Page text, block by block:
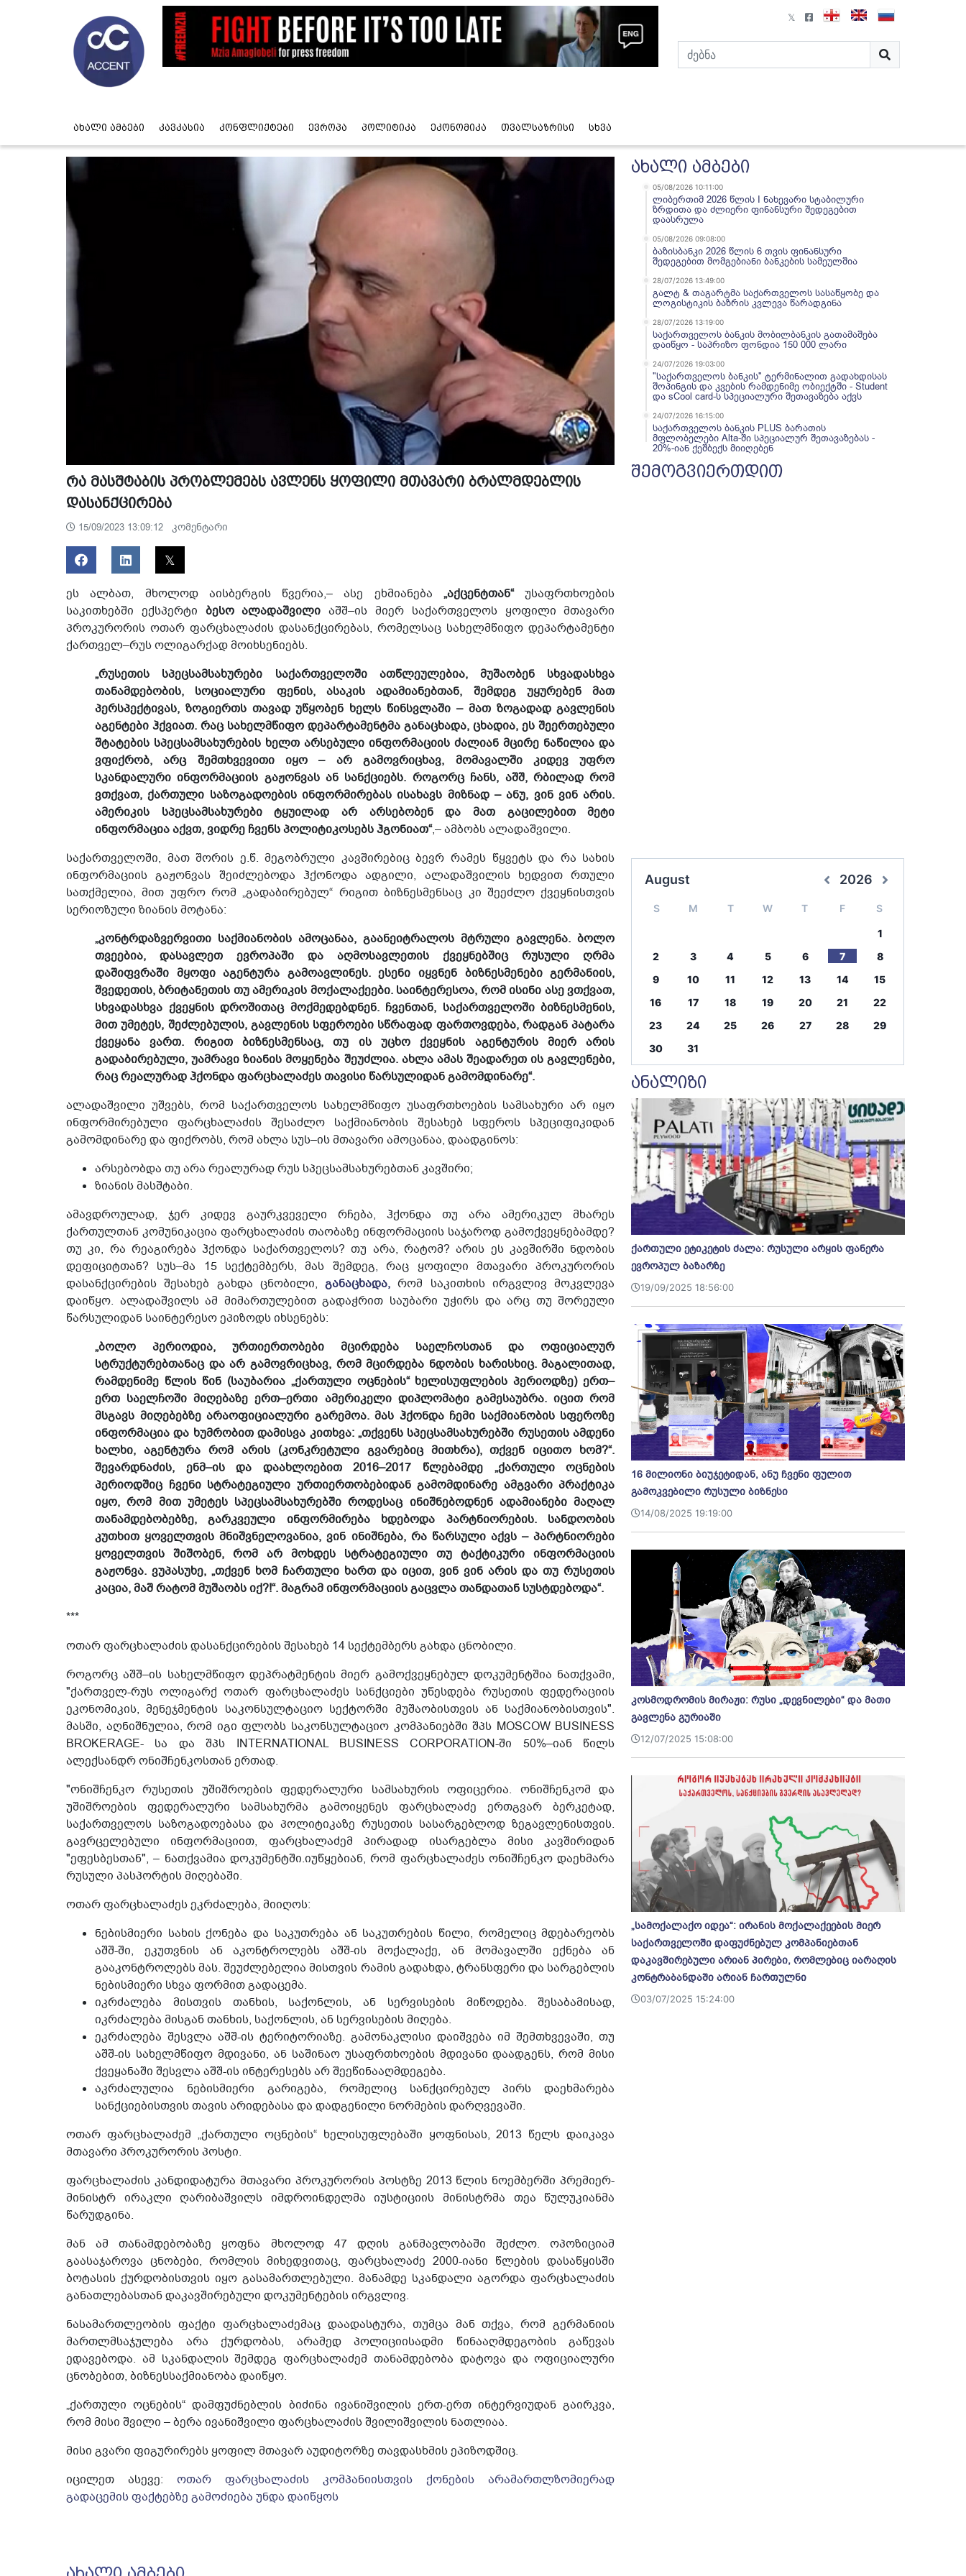
ახალი ამბები კავკასია კონფლიქტები ევროპა პოლიტიკა ეკონომიკა თვალსაზრისი სხვა
რა მასშტაბის პრობლემებს ავლენს ყოფილი მთავარი ბრალმდებლის
დასანქცირება
15/09/2023 13:09:12 კომენტარი
ეს ალბათ, მხოლოდ აისბერგის წვერია,– ასე ეხმიანება„აქცენტთან“უსაფრთხოების
საკითხებში ექსპერტი ბესო ალადაშვილი აშშ–ის მიერ საქართველოს ყოფილი მთავარი
პროკურორის ოთარ ფარცხალაძის დასანქცირებას, რომელსაც სახელმწიფო დეპარტამენტი
ქართველ–რუს ოლიგარქად მოიხსენიებს.
„რუსეთის სპეცსამსახურები საქართველოში ათწლეულებია, მუშაობენ სხვადასხვა
თანამდებობის, სოციალური ფენის, ასაკის ადამიანებთან, შემდეგ უყურებენ მათ
პერსპექტივას, ზოგიერთს თავად უწყობენ ხელს წინსვლაში – მათ ზოგადად გავლენის
აგენტები ჰქვიათ. რაც სახელმწიფო დეპარტამენტმა განაცხადა, ცხადია, ეს შეერთებული
შტატების სპეცსამსახურების ხელთ არსებული ინფორმაციის ძალიან მცირე ნაწილია და
ვფიქრობ, არც შემთხვევითი იყო – არ გამოვრიცხავ, მომავალში კიდევ უფრო
სკანდალური ინფორმაციის გაჟონვას ან სანქციებს. როგორც ჩანს, აშშ, რბილად რომ
ვთქვათ, ქართული საზოგადოების ინფორმირებას ისახავს მიზნად – ანუ, ვინ ვინ არის.
ამერიკის სპეცსამსახურები ტყუილად არ არსებობენ და მათ გაცილებით მეტი
ინფორმაცია აქვთ, ვიდრე ჩვენს პოლიტიკოსებს ჰგონიათ“,– ამბობს ალადაშვილი.
საქართველოში, მათ შორის ე.წ. მეგობრული კავშირებიც ბევრ რამეს წყვეტს და რა სახის
ინფორმაციის გაჟონვას შეიძლებოდა ჰქონოდა ადგილი, ალადაშვილის ხედვით რთული
სათქმელია, მით უფრო რომ „გადაბირებულ“ რიგით ბიზნესმენსაც კი შეეძლო ქვეყნისთვის
სერიოზული ზიანის მოტანა:
„კონტრდაზვერვითი საქმიანობის ამოცანაა, გაანეიტრალოს მტრული გავლენა. ბოლო
თვეებია, დასავლეთ ევროპაში და აღმოსავლეთის ქვეყნებშიც რუსული ღრმა
დაშიფვრაში მყოფი აგენტურა გამოავლინეს. ესენი იყვნენ ბიზნესმენები გერმანიის,
შვედეთის, ბრიტანეთის თუ ამერიკის მოქალაქეები. საინტერესოა, რომ ისინი ასე ვთქვათ,
სხვადასხვა ქვეყნის დროშითაც მოქმედებდნენ. ჩვენთან, საქართველოში ბიზნესმენის,
მით უმეტეს, შეძლებულის, გავლენის სფეროები სწრაფად ფართოვდება, რადგან პატარა
ქვეყანა ვართ. რიგით ბიზნესმენსაც, თუ ის უცხო ქვეყნის აგენტურის მიერ არის
გადაბირებული, უამრავი ზიანის მოყენება შეუძლია. ახლა ამას შეადარეთ ის გავლენები,
რაც რეალურად ჰქონდა ფარცხალაძეს თავისი წარსულიდან გამომდინარე“.
ალადაშვილი უშვებს, რომ საქართველოს სახელმწიფო უსაფრთხოების სამსახური არ იყო
ინფორმირებული ფარცხალაძის შესაძლო საქმიანობის შესახებ სფეროს სპეციფიკიდან
გამომდინარე და ფიქრობს, რომ ახლა სუს–ის მთავარი ამოცანაა, დაადგინოს:
არსებობდა თუ არა რეალურად რუს სპეცსამსახურებთან კავშირი;
ზიანის მასშტაბი.
ამავდროულად, ჯერ კიდევ გაურკვეველი რჩება, ჰქონდა თუ არა ამერიკულ მხარეს
ქართულთან კომუნიკაცია ფარცხალაძის თაობაზე ინფორმაციის საჯაროდ გამოქვეყნებამდე?
თუ კი, რა რეაგირება ჰქონდა საქართველოს? თუ არა, რატომ? არის ეს კავშირში ნდობის
დეფიციტთან? სუს–მა 15 სექტემბერს, მას შემდეგ, რაც ყოფილი მთავარი პროკურორის
დასანქცირების შესახებ გახდა ცნობილი,განაცხადა, რომ საკითხის ირგვლივ მოკვლევა
დაიწყო. ალადაშვილს ამ მიმართულებით გადაჭრით საუბარი უჭირს და არც თუ შორეული
წარსულიდან საინტერესო ეპიზოდს იხსენებს:
„ბოლო პერიოდია, ურთიერთობები მცირდება საელჩოსთან და ოფიციალურ
სტრუქტურებთანაც და არ გამოვრიცხავ, რომ მცირდება ნდობის ხარისხიც. მაგალითად,
რამდენიმე წლის წინ (საუბარია „ქართული ოცნების“ ხელისუფლების პერიოდზე) ერთ–
ერთ საელჩოში მიღებაზე ერთ–ერთი ამერიკელი დიპლომატი გამესაუბრა. იცით რომ
მსგავს მიღებებზე არაოფიციალური გარემოა. მას ჰქონდა ჩემი საქმიანობის სფეროზე
ინფორმაცია და ხუმრობით დამისვა კითხვა: „თქვენს სპეცსამსახურებში რუსეთის ამდენი
ხალხი, აგენტურა რომ არის (კონკრეტული გვარებიც მითხრა), თქვენ იცითო ხომ?“.
შევარდნაძის, ენმ–ის და დაახლოებით 2016–2017 წლებამდე „ქართული ოცნების
პერიოდშიც ჩვენი სტრატეგიული ურთიერთობებიდან გამომდინარე ამგვარი პრაქტიკა
იყო, რომ მით უმეტეს სპეცსამსახურებში როდესაც ინიშნებოდნენ ადამიანები მაღალ
თანამდებობებზე, გარკვეული ინფორმირება ხდებოდა პარტნიორების. სანდოობის
კუთხით ყოველთვის მნიშვნელოვანია, ვინ ინიშნება, რა წარსული აქვს – პარტნიორები
ყოველთვის შიშობენ, რომ არ მოხდეს სტრატეგიული თუ ტაქტიკური ინფორმაციის
გაჟონვა. ვუპასუხე, „თქვენ ხომ ჩართული ხართ და იცით, ვინ ვინ არის და თუ რუსეთის
კაცია, მაშ რატომ მუშაობს იქ?!“. მაგრამ ინფორმაციის გაცვლა თანდათან სუსტდებოდა“.
***
ოთარ ფარცხალაძის დასანქცირების შესახებ 14 სექტემბერს გახდა ცნობილი.
როგორც აშშ–ის სახელმწიფო დეპრატმენტის მიერ გამოქვეყნებულ დოკუმენტშია ნათქვამი,
"ქართველ-რუს ოლიგარქ ოთარ ფარცხალაძეს სანქციები უწესდება რუსეთის ფედერაციის
ეკონომიკის, მენეჯმენტის საკონსულტაციო სექტორში მუშაობისთვის ან საქმიანობისთვის".
მასში, აღნიშნულია, რომ იგი ფლობს საკონსულტაციო კომპანიებში შპს MOSCOW BUSINESS
BROKERAGE- სა და შპს INTERNATIONAL BUSINESS CORPORATION-ში 50%–იან წილს
ალექსანდრ ონიშჩენკოსთან ერთად.
"ონიშჩენკო რუსეთის უშიშროების ფედერალური სამსახურის ოფიცერია. ონიშჩენკომ და
უშიშროების ფედერალური სამსახურმა გამოიყენეს ფარცხალაძე ერთგვარ ბერკეტად,
საქართველოს საზოგადოებასა და პოლიტიკაზე რუსეთის სასარგებლოდ ზეგავლენისთვის.
გავრცელებული ინფორმაციით, ფარცხალაძემ პირადად ისარგებლა მისი კავშირიდან
"ეფესბესთან", – ნათქვამია დოკუმენტში.იუწყებიან, რომ ფარცხალაძეს ონიშჩენკო დაეხმარა
რუსული პასპორტის მიღებაში.
ოთარ ფარცხალაძეს ეკრძალება, მიიღოს:
ნებისმიერი სახის ქონება და საკუთრება ან საკუთრების წილი, რომელიც მდებარეობს
აშშ-ში, ეკუთვნის ან აკონტროლებს აშშ-ის მოქალაქე, ან მომავალში ექნება ან
გააკონტროლებს მას. შეუძლებელია მისთვის რამის გადახდა, ტრანსფერი და სარგებლის
ნებისმიერი სხვა ფორმით გადაცემა.
იკრძალება მისთვის თანხის, საქონლის, ან სერვისების მიწოდება. შესაბამისად,
იკრძალება მისგან თანხის, საქონლის, ან სერვისების მიღება.
ეკრძალება შესვლა აშშ-ის ტერიტორიაზე. გამონაკლისი დაიშვება იმ შემთხვევაში, თუ
აშშ-ის სახელმწიფო მდივანი, ან საშინაო უსაფრთხოების მდივანი დაადგენს, რომ მისი
ქვეყანაში შესვლა აშშ-ის ინტერესებს არ შეეწინააღმდეგება.
აკრძალულია ნებისმიერი გარიგება, რომელიც სანქცირებულ პირს დაეხმარება
სანქციებისთვის თავის არიდებასა და დადგენილი ნორმების დარღვევაში.
ოთარ ფარცხალაძემ „ქართული ოცნების“ ხელისუფლებაში ყოფნისას, 2013 წელს დაიკავა
მთავარი პროკურორის პოსტი.
ფარცხალაძის კანდიდატურა მთავარი პროკურორის პოსტზე 2013 წლის ნოემბერში პრემიერ-
მინისტრ ირაკლი ღარიბაშვილს იმდროინდელმა იუსტიციის მინისტრმა თეა წულუკიანმა
წარუდგინა.
მან ამ თანამდებობაზე ყოფნა მხოლოდ 47 დღის განმავლობაში შეძლო. ოპოზიციამ
გაასაჯაროვა ცნობები, რომლის მიხედვითაც, ფარცხალაძე 2000-იანი წლების დასაწყისში
ბოტასის ქურდობისთვის იყო გასამართლებული. მანამდე სკანდალი აგორდა ფარცხალაძის
განათლებასთან დაკავშირებული დოკუმენტების ირგვლივ.
ნასამართლეობის ფაქტი ფარცხალაძემაც დაადასტურა, თუმცა მან თქვა, რომ გერმანიის
მართლმსაჯულება არა ქურდობას, არამედ პოლიციისადმი წინააღმდეგობის გაწევას
ედავებოდა. ამ სკანდალის შემდეგ ფარცხალაძემ თანამდებობა დატოვა და ოფიციალური
ცნობებით, ბიზნესსაქმიანობა დაიწყო.
„ქართული ოცნების“ დამფუძნებლის ბიძინა ივანიშვილის ერთ-ერთ ინტერვიუდან გაირკვა,
რომ მისი შვილი – ბერა ივანიშვილი ფარცხალაძის შვილიშვილის ნათლიაა.
მისი გვარი ფიგურირებს ყოფილ მთავარ აუდიტორზე თავდასხმის ეპიზოდშიც.
იცილეთ ასევე:ოთარ ფარცხალაძის კომპანიისთვის ქონების არამართლზომიერად
გადაცემის ფაქტებზე გამოძიება უნდა დაიწყოს
ახალი ამბები
05/08/2026 10:11:00
ლიბერთიმ 2026 წლის I ნახევარი სტაბილური
ზრდითა და ძლიერი ფინანსური შედეგებით
დაასრულა
05/08/2026 09:08:00
ბაზისბანკი 2026 წლის 6 თვის ფინანსური
შედეგებით მომგებიანი ბანკების სამეულშია
28/07/2026 13:49:00
გალტ & თაგარტმა საქართველოს სასაწყობე და
ლოგისტიკის ბაზრის კვლევა წარადგინა
28/07/2026 13:19:00
საქართველოს ბანკის მობილბანკის გათამაშება
დაიწყო - საპრიზო ფონდია 150 000 ლარი
24/07/2026 19:03:00
"საქართველოს ბანკის" ტერმინალით გადახდისას
შოპინგის და კვების რამდენიმე ობიექტში - Student
და sCool card-ს სპეციალური შეთავაზება აქვს
24/07/2026 16:15:00
საქართველოს ბანკის PLUS ბარათის
მფლობელები Alta-ში სპეციალურ შეთავაზებას -
20%-იან ქეშბექს მიიღებენ
შემოგვიერთდით
August 2026
S M T W T F S
1
2
3 4 5 6 7
8
9
10 11 12 13 14
15
16
17 18 19 20 21
22
23
24 25 26 27 28
29
30
31
ანალიზი
ქართული ეტიკეტის ძალა: რუსული არყის ფანერა
ევროპულ ბაზარზე
19/09/2025 18:56:00
16 მილიონი ბიუჯეტიდან, ანუ ჩვენი ფულით
გამოკვებილი რუსული ბიზნესი
14/08/2025 19:19:00
კოსმოდრომის მირაჟი: რუსი „დევნილები“ და მათი
გავლენა გურიაში
12/07/2025 15:08:00
„სამოქალაქო იდეა“: ირანის მოქალაქეების მიერ
საქართველოში დაფუძნებულ კომპანიებთან
დაკავშირებული არიან პირები, რომლებიც იარაღის
კონტრაბანდაში არიან ჩართულნი
03/07/2025 15:24:00